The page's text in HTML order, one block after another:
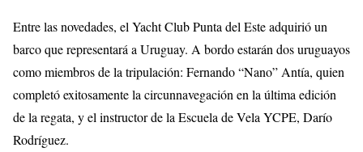
Entre las novedades, el Yacht Club Punta del Este adquirió un
barco que representará a Uruguay. A bordo estarán dos uruguayos
como miembros de la tripulación: Fernando “Nano” Antía, quien
completó exitosamente la circunnavegación en la última edición
de la regata, y el instructor de la Escuela de Vela YCPE, Darío
Rodríguez.